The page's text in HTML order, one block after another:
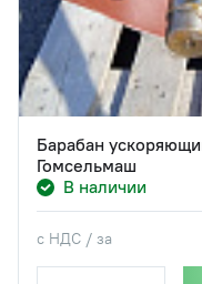
Барабан
Гомсельмаш
В наличии
с НДС / за